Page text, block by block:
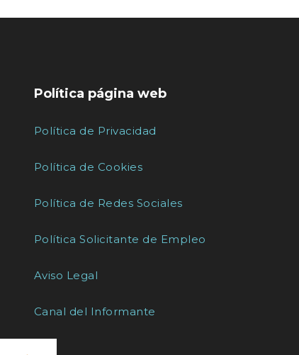
Política página web
Política de Privacidad
Política de Cookies
Política de Redes Sociales
Política Solicitante de Empleo
Aviso Legal
Canal del Informante